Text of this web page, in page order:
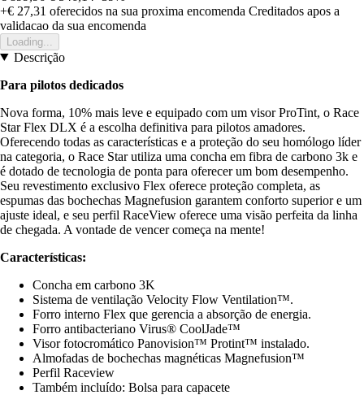
+€ 27,31 oferecidos na sua proxima encomenda Creditados apos a
validacao da sua encomenda
Loading...
Descrição
Para pilotos dedicados
Nova forma, 10% mais leve e equipado com um visor ProTint, o Race
Star Flex DLX é a escolha definitiva para pilotos amadores.
Oferecendo todas as características e a proteção do seu homólogo líder
na categoria, o Race Star utiliza uma concha em fibra de carbono 3k e
é dotado de tecnologia de ponta para oferecer um bom desempenho.
Seu revestimento exclusivo Flex oferece proteção completa, as
espumas das bochechas Magnefusion garantem conforto superior e um
ajuste ideal, e seu perfil RaceView oferece uma visão perfeita da linha
de chegada. A vontade de vencer começa na mente!
Características:
Concha em carbono 3K
Sistema de ventilação Velocity Flow Ventilation™.
Forro interno Flex que gerencia a absorção de energia.
Forro antibacteriano Virus® CoolJade™
Visor fotocromático Panovision™ Protint™ instalado.
Almofadas de bochechas magnéticas Magnefusion™
Perfil Raceview
Também incluído: Bolsa para capacete